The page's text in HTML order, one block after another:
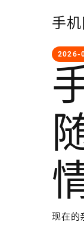
手
2026-
现在的